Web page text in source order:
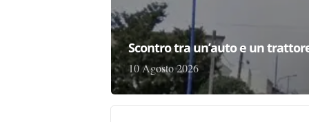
Scontro tra un’auto e un
10 Agosto 2026